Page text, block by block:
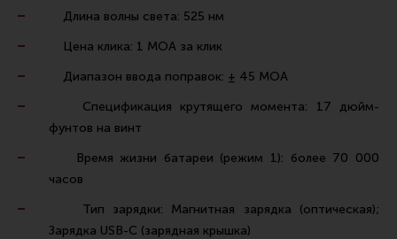
Ремни для IPSC
Стрелковые таймеры
Холощение и тренировки
Другие аксессуары IPSC
Экипировка
Пневматика
Стрелковые наушники
Длина волны света: 525 нм
Цена клика: 1 MOA за клик
Диапазон ввода поправок: ± 45 MOA
Спецификация крутящего момента: 17 дюйм-
фунтов на винт
Время жизни батареи (режим 1): более 70 000
часов
Тип зарядки: Магнитная зарядка (оптическая);
Зарядка USB-C (зарядная крышка)